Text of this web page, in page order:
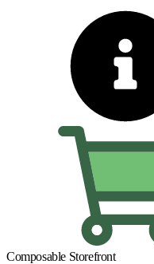
Composable Storefront